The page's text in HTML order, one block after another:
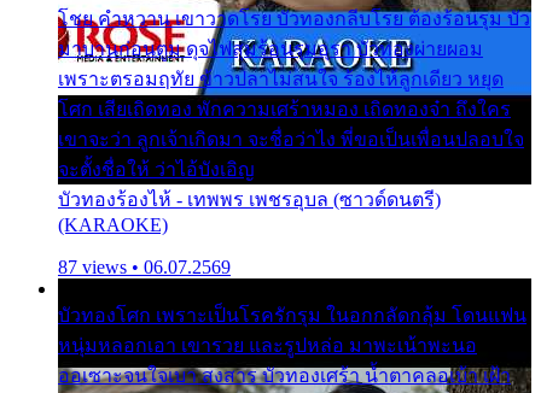
โชย คำหวาน เขาวาดโรย บัวทองกลีบโรย ต้องร้อนรุม บัว
มาบานก่อนตูม ดุจไฟสุมร้อนรุมอุรา บัวทองผ่ายผอม
เพราะตรอมฤทัย ข้าวปลาไม่สนใจ ร้องไห้ลูกเดียว หยุด
โศก เสียเถิดทอง พักความเศร้าหมอง เถิดทองจ๋า ถึงใคร
เขาจะว่า ลูกเจ้าเกิดมา จะชื่อว่าไง พี่ขอเป็นเพื่อนปลอบใจ
จะตั้งชื่อให้ ว่าไอ้บังเอิญ
บัวทองร้องไห้ - เทพพร เพชรอุบล (ซาวด์ดนตรี)
(KARAOKE)
87 views • 06.07.2569
บัวทองโศก เพราะเป็นโรครักรุม ในอกกลัดกลุ้ม โดนแฟน
หนุ่มหลอกเอา เขารวย และรูปหล่อ มาพะเน้าพะนอ
ออเซาะจนใจเบา สงสาร บัวทองเศร้า น้ำตาคลอเบ้า เฝ้า